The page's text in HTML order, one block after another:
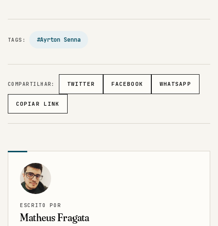
TAGS: #Ayrton Senna
COMPARTILHAR: TWITTER FACEBOOK WHATSAPP
COPIAR LINK
ESCRITO POR
Matheus Fragata